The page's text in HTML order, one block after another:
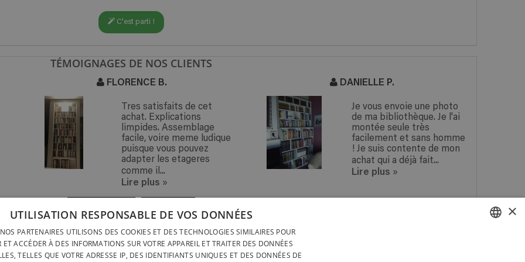
C'est parti !
TÉMOIGNAGES DE NOS CLIENTS
FLORENCE B.
Tres satisfaits de cet
achat. Explications
limpides. Assemblage
facile, voire meme ludique
puisque vous pouvez
adapter les etageres
comme il...
Lire plus »
DANIELLE P.
Je vous envoie une photo
de ma bibliothèque. Je l'ai
montée seule très
facilement et sans homme
! Je suis contente de mon
achat qui a déjà fait...
Lire plus »
RAPIDE &
OUTILS
LIVRAISON PARTOUT EN
LIVRAISON PARTOUT EN
×
UTILISATION RESPONSABLE DE VOS DONNÉES
PARTENAIRES UTILISONS DES COOKIES ET DES TECHNOLOGIES SIMILAIRES POUR
ET ACCÉDER À DES INFORMATIONS SUR VOTRE APPAREIL ET TRAITER DES DONNÉES
TELLES QUE VOTRE ADRESSE IP, DES IDENTIFIANTS UNIQUES ET DES DONNÉES DE